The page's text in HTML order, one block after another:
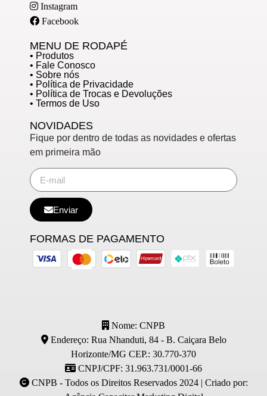
Instagram
Facebook
MENU DE RODAPÉ
• Produtos
• Fale Conosco
• Sobre nós
• Política de Privacidade
• Política de Trocas e Devoluções
• Termos de Uso
NOVIDADES
Fique por dentro de todas as novidades e ofertas
em primeira mão
Enviar
FORMAS DE PAGAMENTO
Nome: CNPB
Endereço: Rua Nhanduti, 84 - B. Caiçara Belo
Horizonte/MG CEP.: 30.770-370
CNPJ/CPF: 31.963.731/0001-66
CNPB - Todos os Direitos Reservados 2024 | Criado por: